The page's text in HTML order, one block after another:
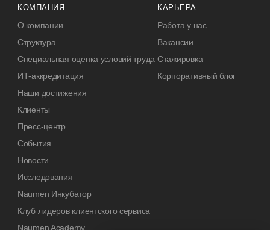
КОМПАНИЯ
О компании
Структура
Специальная оценка условий труда
ИТ-аккредитация
Наши достижения
Клиенты
Пресс-центр
События
Новости
Исследования
Naumen Инкубатор
Клуб лидеров клиентского сервиса
Naumen Academy
КАРЬЕРА
Работа у нас
Вакансии
Стажировка
Корпоративный блог